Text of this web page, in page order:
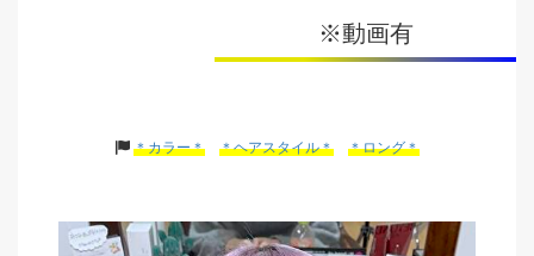
※動画有
＊カラー＊ ＊ヘアスタイル＊ ＊ロング＊